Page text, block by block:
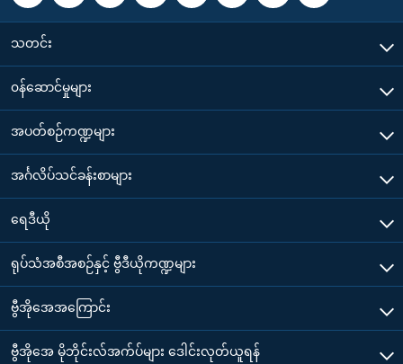
သတင်း
၀န်ဆောင်မှုများ
အပတ်စဉ်ကဏ္ဍများ
အင်္ဂလိပ်သင်ခန်းစာများ
ရေဒီယို
ရုပ်သံအစီအစဉ်နှင့် ဗွီဒီယိုကဏ္ဍများ
ဗွီအိုအေအကြောင်း
ဗွီအိုအေ မိုဘိုင်းလ်အက်ပ်များ ဒေါင်းလုတ်ယူရန်